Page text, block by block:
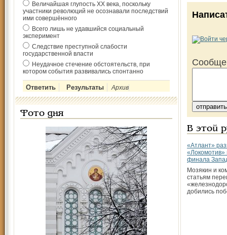
Величайшая глупость ХХ века, поскольку
участники революций не осознавали последствий
ими совершённого
Всего лишь не удавшийся социальный
эксперимент
Следствие преступной слабости
государственной власти
Неудачное стечение обстоятельств, при
котором события развивались спонтанно
Архив
Фото дня
В этой
«Атлант»
«Локомотив»
финала
Мозякин и
статьям
добились